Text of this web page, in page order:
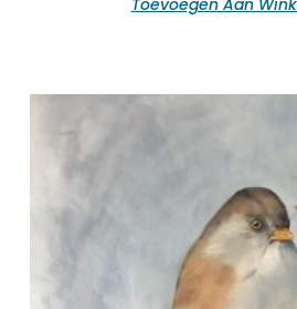
Toevoegen Aan